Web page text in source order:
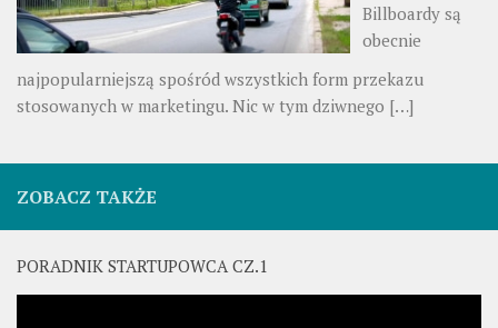
Billboardy są
obecnie
najpopularniejszą spośród wszystkich form przekazu
stosowanych w marketingu. Nic w tym dziwnego […]
ZOBACZ TAKŻE
PORADNIK STARTUPOWCA CZ.1